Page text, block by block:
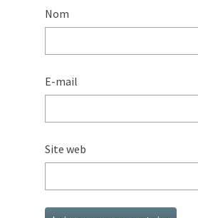
Nom
E-mail
Site web